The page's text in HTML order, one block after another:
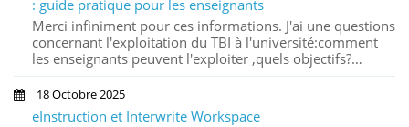
: guide pratique pour les enseignants
Merci infiniment pour ces informations. J'ai une questions
concernant l'exploitation du TBI à l'université:comment
les enseignants peuvent l'exploiter ,quels objectifs?…
18 Octobre 2025
eInstruction et Interwrite Workspace